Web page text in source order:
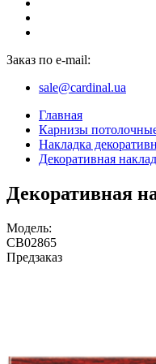
Заказ по e-mail:
sale@cardinal.ua
Главная
Карнизы
Накладка
Декоративная
Декоративная
Модель:
CB02865
Предзаказ